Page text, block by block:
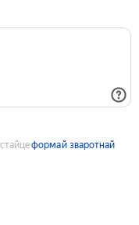
формай зваротнай